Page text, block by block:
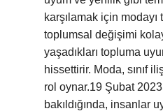
karşılamak için
toplumsal değişimi
yaşadıkları topluma
hissettirir. Moda, sınıf
rol oynar.19 Şubat
bakıldığında, insanlar